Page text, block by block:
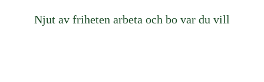
Njut av friheten arbeta och bo var du vill